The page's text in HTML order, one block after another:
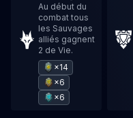
Au début du
combat tous
les Sauvages
alliés gagnent
2 de Vie.
×14
×6
×6